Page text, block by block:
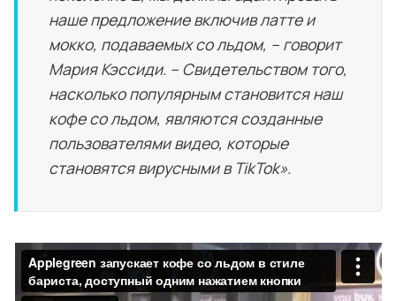
наше предложение включив латте и
мокко, подаваемых со льдом, – говорит
Мария Кэссиди. – Свидетельством того,
насколько популярным становится наш
кофе со льдом, являются созданные
пользователями видео, которые
становятся вирусными в TikTok».